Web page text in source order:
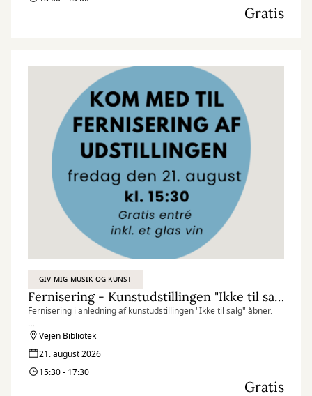
Gratis
GIV MIG MUSIK OG KUNST
Fernisering - Kunstudstillingen "Ikke til salg"
Fernisering i anledning af kunstudstillingen "Ikke til salg" åbner.
Her vil medlemmer af Vejen Kunstforening være vært for et lille
glas samt gode historier om de forskellige kunstværker.
Vejen Bibliotek
21. august 2026
15:30 - 17:30
Gratis